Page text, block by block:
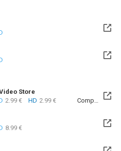
Mar, 11 Ago 2026 (Quedan 5 días)
Mar, 11 Ago 2026 (Quedan 5 días)
Store
2.99 € HD 2.99 € Compra: SD
8.99 €